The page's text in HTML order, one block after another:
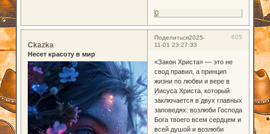
0
Поделиться 605
2025-
11-01 23:27:33
Ckazka
Несет красоту в мир
«Закон Христа» — это не
свод правил, а принцип
жизни по любви и вере в
Иисуса Христа, который
заключается в двух главных
заповедях: возлюби Господа
Бога твоего всем сердцем и
всей душой и возлюби